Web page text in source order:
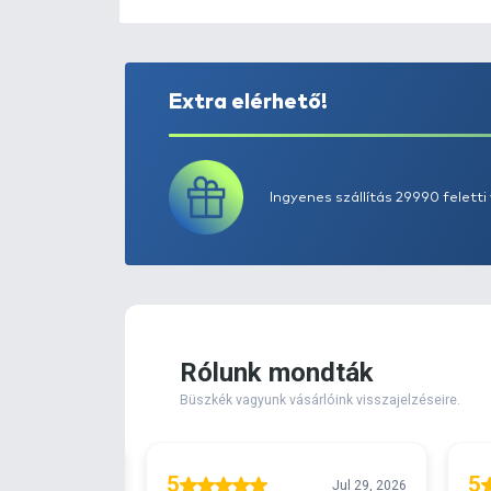
Extra elérhető!